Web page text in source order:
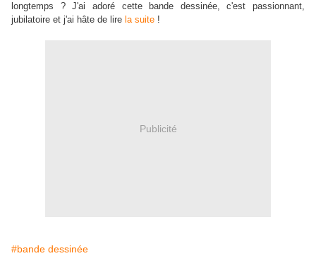
longtemps ? J'ai adoré cette bande dessinée, c'est passionnant,
jubilatoire et j'ai hâte de lire la suite !
Publicité
#bande dessinée